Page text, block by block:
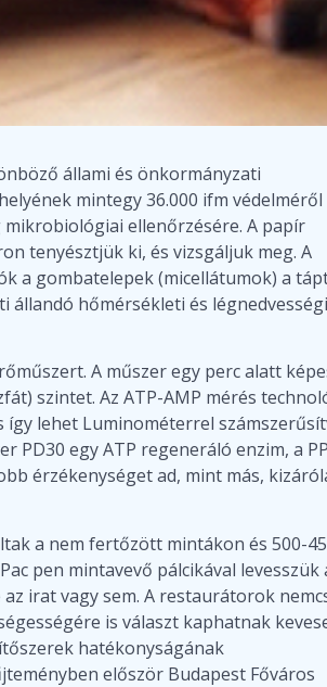
állami és önkormányzati
mintegy 36.000 ifm védelméről
ellenőrzésére. A papír
tenyésztjük ki, és vizsgáljuk meg. A
a gombatelepek (micellátumok) a
hőmérsékleti és légnedvességi
A műszer egy perc alatt
szintet. Az ATP-AMP mérés
így lehet Luminométerrel
PD30 egy ATP regeneráló enzim, a
érzékenységet ad, mint más,
a nem fertőzött mintákon és 500-
pen mintavevő pálcikával levesszük
irat vagy sem. A restaurátorok
is választ kaphatnak
hatékonyságának
először Budapest Főváros